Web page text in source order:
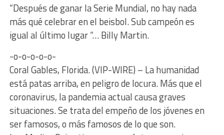
“Después de ganar la Serie Mundial, no hay nada
más qué celebrar en el beisbol. Sub campeón es
igual al último lugar “… Billy Martin.
-o-o-o-o-o-
Coral Gables, Florida. (VIP-WIRE) – La humanidad
está patas arriba, en peligro de locura. Más que el
coronavirus, la pandemia actual causa graves
situaciones. Se trata del empeño de los jóvenes en
ser famosos, o más famosos de lo que son.